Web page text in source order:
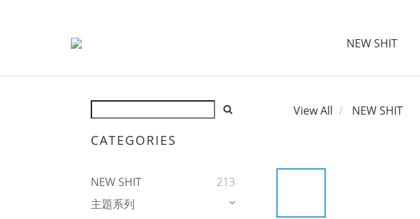
NEW SHIT
CATEGORIES
NEW SHIT
213
主題系列
View All NEW SHIT